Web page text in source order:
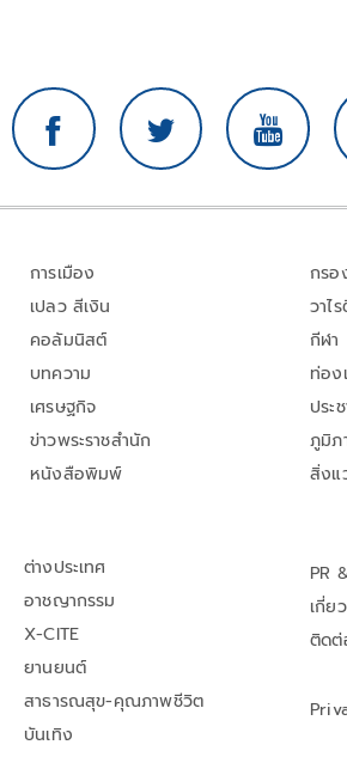
การเมือง
เปลว สีเงิน
คอลัมนิสต์
บทความ
เศรษฐกิจ
ข่าวพระราชสำนัก
หนังสือพิมพ์
กรอ
วาไ
กีฬา
ท่อ
ประ
ภูมิภ
สิ่งแ
ต่างประเทศ
อาชญากรรม
X-CITE
ยานยนต์
สาธารณสุข-คุณภาพชีวิต
บันเทิง
PR
เกี่ย
ติดต่